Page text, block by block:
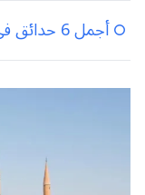
أجمل 6 حدائق في ولاية شانلي أورفا جنوبي تركيا 2023